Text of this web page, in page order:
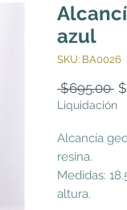
azul
SKU: BA0026
$695.00
Liquidación
Alcancía
resina.
Medidas:
altura.